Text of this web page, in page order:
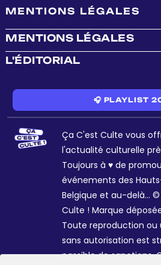
MENTIONS LÉGALES
MENTIONS LÉGALES
L'ÉDITORIAL
🎧 PLAYLIST
Ça C'est Culte vous
l'actualité culturelle
Toujours à ♥ de
événements des
Belgique et au-delà...
Culte ! Marque
Toute reproduction ou
sans autorisation est
passible de sanctions.